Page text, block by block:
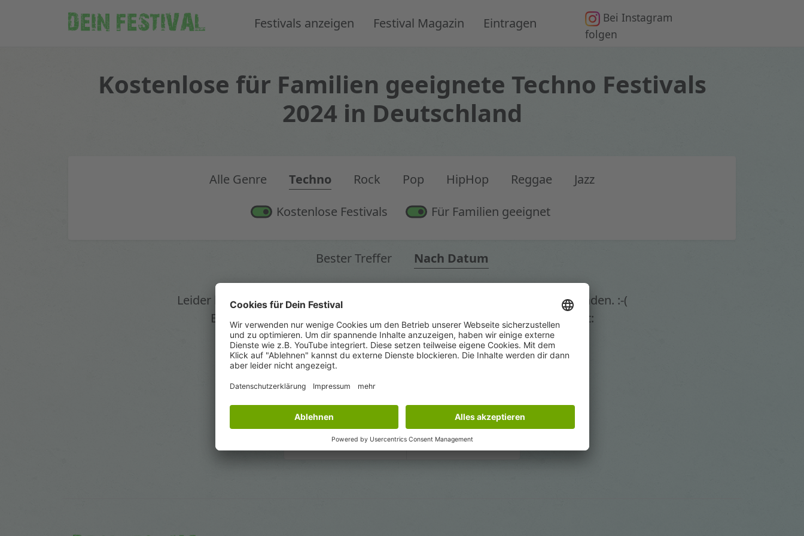
DEIN FESTIVAL Festivals anzeigen Festival Magazin Eintragen
Bei Instagram
folgen
Kostenlose für Familien geeignete Techno Festivals
2024 in Deutschland
Alle Genre Techno Rock Pop HipHop Reggae
Jazz
Kostenlose Festivals
Für Familien geeignet
Bester Treffer Nach Datum
Leider haben wir kein Festival mit diesen Filtern oder auf dieser Seite gefunden. :-(
Es gibt viele andere schöne Festivals, eins davon gefällt die bestimmt:
Alle Festivals anzeigen
« Vorherige Seite Nächste Seite »